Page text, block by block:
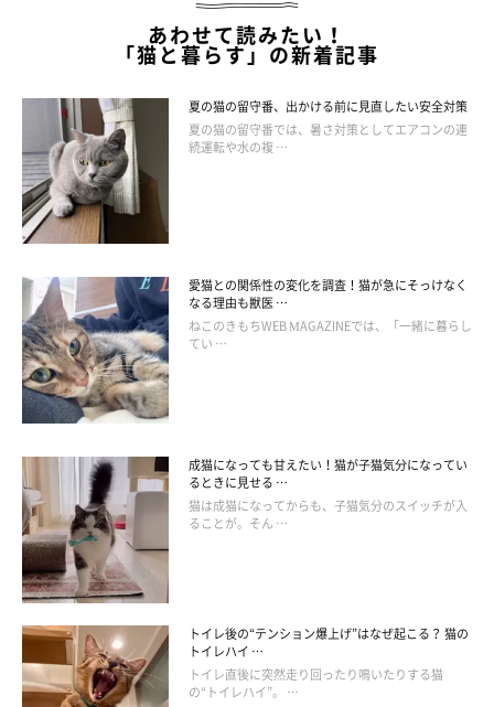
まずはスコティッシュフォールドなどの計4匹の愛猫たちと暮ら
す、Aさん一家のケースを見ていきましょう。Aさん宅では飼い主
さんがお布団で寝ていると、愛猫がやってきて飼い主さんの足元
にぴったりと身体をくっつけて休むことがあるのだとか。このと
きの猫と飼い主さんの距離は、なんと0cm。飼い主さんに対する
安心感があるからこその行動だといえそうです。
あわせて読みたい！
「猫と暮らす」の新着記事
夏の猫の留守番、出かける前に見直したい安全対策
夏の猫の留守番では、暑さ対策としてエアコンの連
続運転や水の複 …
愛猫との関係性の変化を調査！猫が急にそっけなく
なる理由も獣医 …
ねこのきもちWEB MAGAZINEでは、「一緒に暮らし
てい …
成猫になっても甘えたい！猫が子猫気分になってい
るときに見せる …
猫は成猫になってからも、子猫気分のスイッチが入
ることが。そん …
トイレ後の“テンション爆上げ”はなぜ起こる？ 猫の
トイレハイ …
トイレ直後に突然走り回ったり鳴いたりする猫
の“トイレハイ”。 …